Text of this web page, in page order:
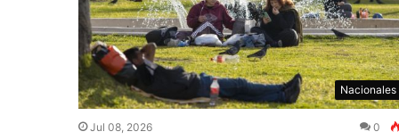
Nacionales
Jul 08, 2026 0